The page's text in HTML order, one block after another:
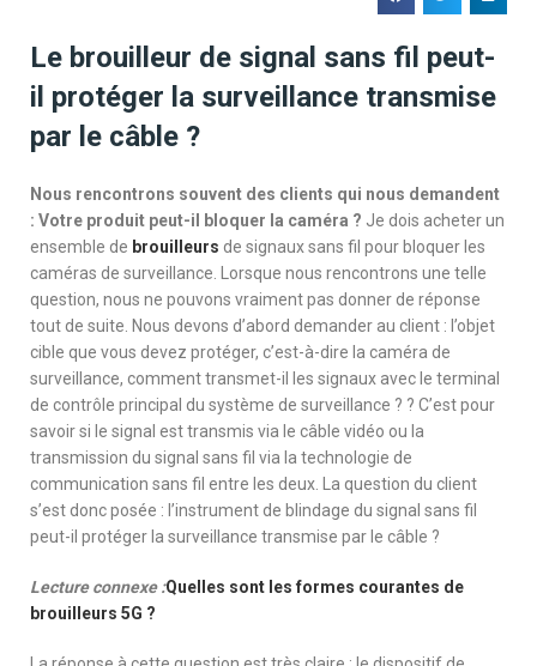
Le brouilleur de signal sans fil peut-
il protéger la surveillance transmise
par le câble ?
Nous rencontrons souvent des clients qui nous demandent
: Votre produit peut-il bloquer la caméra ? Je dois acheter un
ensemble de brouilleurs de signaux sans fil pour bloquer les
caméras de surveillance. Lorsque nous rencontrons une telle
question, nous ne pouvons vraiment pas donner de réponse
tout de suite. Nous devons d’abord demander au client : l’objet
cible que vous devez protéger, c’est-à-dire la caméra de
surveillance, comment transmet-il les signaux avec le terminal
de contrôle principal du système de surveillance ? ? C’est pour
savoir si le signal est transmis via le câble vidéo ou la
transmission du signal sans fil via la technologie de
communication sans fil entre les deux. La question du client
s’est donc posée : l’instrument de blindage du signal sans fil
peut-il protéger la surveillance transmise par le câble ?
Lecture connexe :Quelles sont les formes courantes de
brouilleurs 5G ?